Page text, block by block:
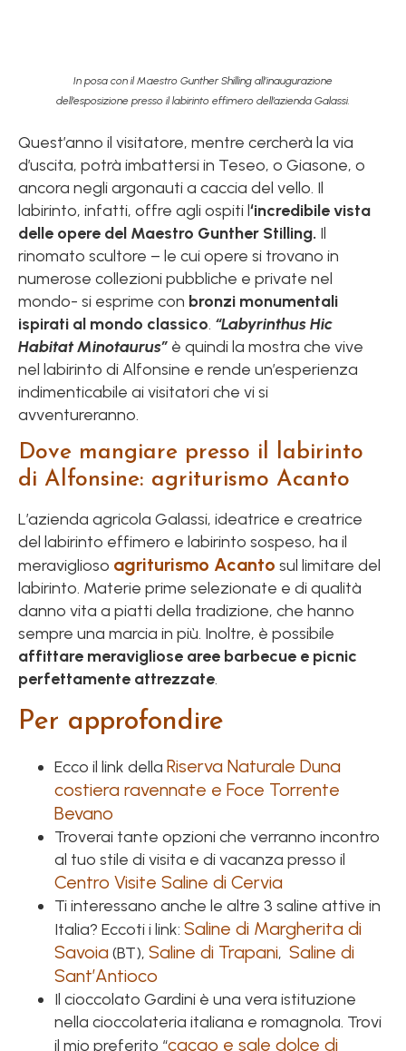
In posa con il Maestro Gunther Shilling all’inaugurazione
dell’esposizione presso il labirinto effimero dell’azienda Galassi.
Quest’anno il visitatore, mentre cercherà la via
d’uscita, potrà imbattersi in Teseo, o Giasone, o
ancora negli argonauti a caccia del vello. Il
labirinto, infatti, offre agli ospiti l‘incredibile vista
delle opere del Maestro Gunther Stilling. Il
rinomato scultore – le cui opere si trovano in
numerose collezioni pubbliche e private nel
mondo- si esprime con bronzi monumentali
ispirati al mondo classico. “Labyrinthus Hic
Habitat Minotaurus” è quindi la mostra che vive
nel labirinto di Alfonsine e rende un’esperienza
indimenticabile ai visitatori che vi si
avventureranno.
Dove mangiare presso il labirinto
di Alfonsine: agriturismo Acanto
L’azienda agricola Galassi, ideatrice e creatrice
del labirinto effimero e labirinto sospeso, ha il
meraviglioso agriturismo Acanto sul limitare del
labirinto. Materie prime selezionate e di qualità
danno vita a piatti della tradizione, che hanno
sempre una marcia in più. Inoltre, è possibile
affittare meravigliose aree barbecue e picnic
perfettamente attrezzate.
Per approfondire
Ecco il link della Riserva Naturale Duna
costiera ravennate e Foce Torrente
Bevano
Troverai tante opzioni che verranno incontro
al tuo stile di visita e di vacanza presso il
Centro Visite Saline di Cervia
Ti interessano anche le altre 3 saline attive in
Italia? Eccoti i link: Saline di Margherita di
Savoia(BT), Saline di Trapani, Saline di
Sant’Antioco
Il cioccolato Gardini è una vera istituzione
nella cioccolateria italiana e romagnola. Trovi
il mio preferito “cacao e sale dolce di